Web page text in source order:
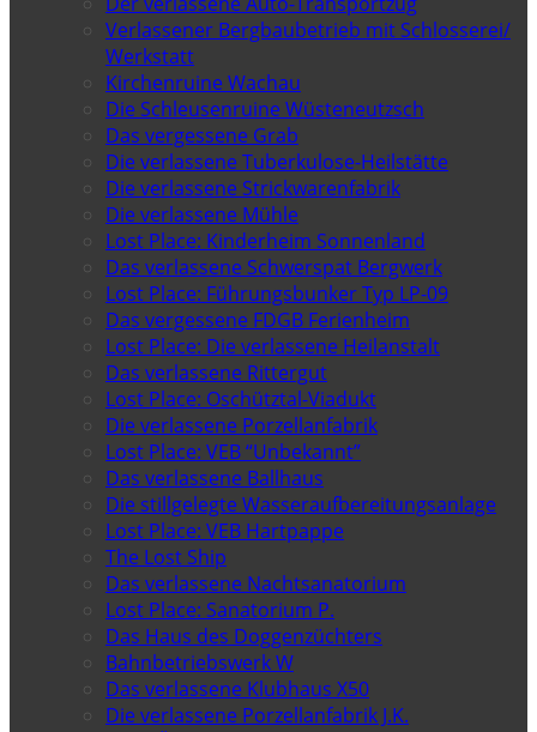
Verlassener Bergbaubetrieb mit Schlosserei/
Werkstatt
Kirchenruine Wachau
Die Schleusenruine Wüsteneutzsch
Das vergessene Grab
Die verlassene Tuberkulose-Heilstätte
Die verlassene Strickwarenfabrik
Die verlassene Mühle
Lost Place: Kinderheim Sonnenland
Das verlassene Schwerspat Bergwerk
Lost Place: Führungsbunker Typ LP-09
Das vergessene FDGB Ferienheim
Lost Place: Die verlassene Heilanstalt
Das verlassene Rittergut
Lost Place: Oschütztal-Viadukt
Die verlassene Porzellanfabrik
Lost Place: VEB “Unbekannt”
Das verlassene Ballhaus
Die stillgelegte Wasseraufbereitungsanlage
Lost Place: VEB Hartpappe
The Lost Ship
Das verlassene Nachtsanatorium
Lost Place: Sanatorium P.
Das Haus des Doggenzüchters
Bahnbetriebswerk W
Das verlassene Klubhaus X50
Die verlassene Porzellanfabrik J.K.